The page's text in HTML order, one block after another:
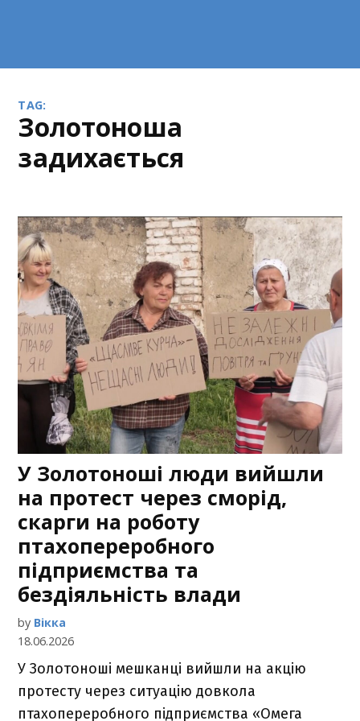
TAG:
Золотоноша
задихається
У Золотоноші люди вийшли
на протест через сморід,
скарги на роботу
птахопереробного
підприємства та
бездіяльність влади
by Вікка
18.06.2026
У Золотоноші мешканці вийшли на акцію
протесту через ситуацію довкола
птахопереробного підприємства «Омега